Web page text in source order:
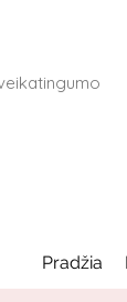
Pradžia